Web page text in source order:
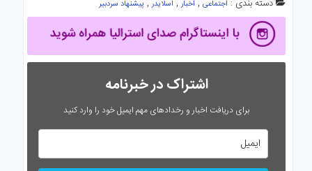
دسته بندی : اجتماعی, اخبار, اسلایدر, پیشنهاد سردبیر
اشتراک در خبرنامه
برای دریافت اخبار و رخدادهای مهم ایمیل خود را وارد کنید